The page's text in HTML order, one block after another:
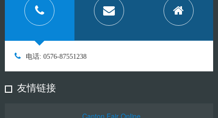
电话: 0576-87551238
友情链接